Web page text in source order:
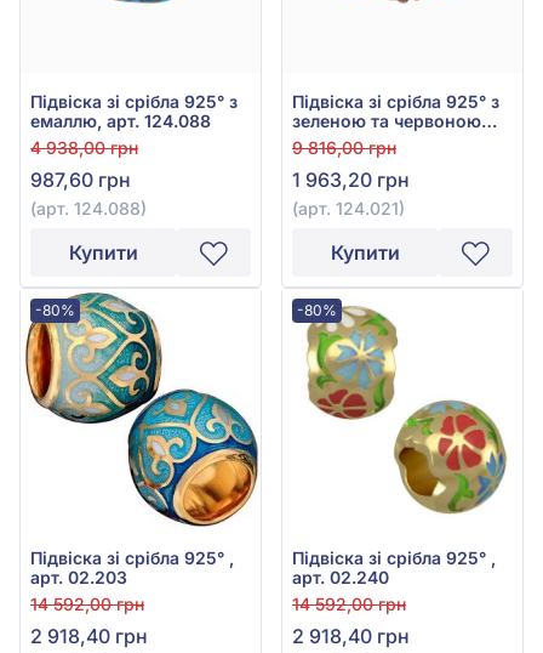
Підвіска зі срібла 925° з
емаллю, арт. 124.088
4 938,00 грн
987,60 грн
(арт. 124.088)
Купити
Підвіска зі срібла 925° з
зеленою та червоною
емаллю, арт. 124.021
9 816,00 грн
1 963,20 грн
(арт. 124.021)
Купити
-80%
Підвіска зі срібла 925° ,
арт. 02.203
14 592,00 грн
2 918,40 грн
-80%
Підвіска зі срібла 925° ,
арт. 02.240
14 592,00 грн
2 918,40 грн